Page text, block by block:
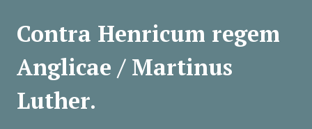
Contra Henricum regem
Anglicae / Martinus
Luther.